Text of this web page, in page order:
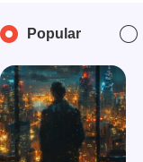
Popular